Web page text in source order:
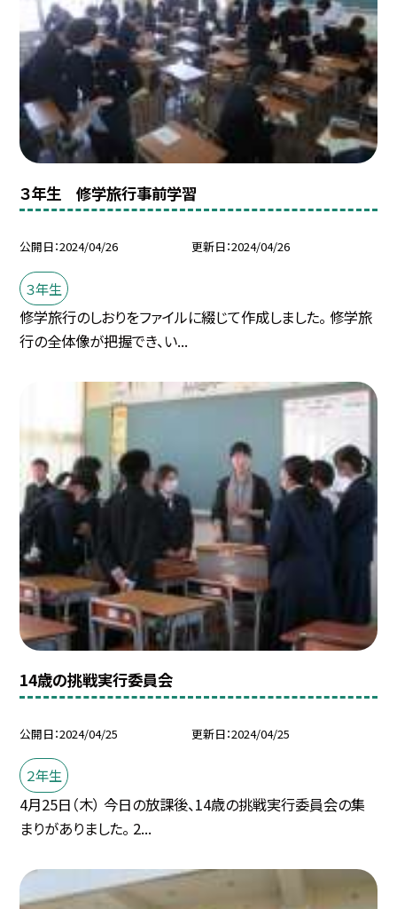
３年生 修学旅行事前学習
公開日 2024/04/26 更新日 2024/04/26
３年生
修学旅行のしおりをファイルに綴じて作成しました。 修学旅
行の全体像が把握でき、い...
14歳の挑戦実行委員会
公開日 2024/04/25 更新日 2024/04/25
２年生
4月25日（木） 今日の放課後、14歳の挑戦実行委員会の集
まりがありました。 2...